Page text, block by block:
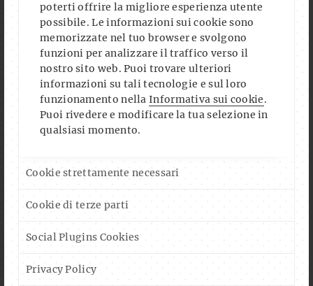
poterti offrire la migliore esperienza utente
possibile. Le informazioni sui cookie sono
memorizzate nel tuo browser e svolgono
funzioni per analizzare il traffico verso il
nostro sito web. Puoi trovare ulteriori
informazioni su tali tecnologie e sul loro
funzionamento nellaInformativa sui cookie.
Puoi rivedere e modificare la tua selezione in
qualsiasi momento.
Cookie strettamente necessari
Cookie di terze parti
Social Plugins Cookies
Privacy Policy
Mehr laden